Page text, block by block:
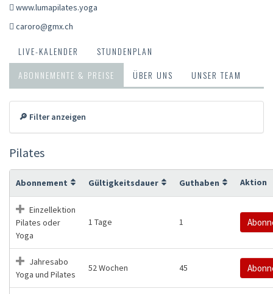
www.lumapilates.yoga
caroro@gmx.ch
LIVE-KALENDER
STUNDENPLAN
ABONNEMENTE & PREISE
ÜBER UNS UNSER TEAM
🔎 Filter anzeigen
Pilates
Abonnement Gültigkeitsdauer Guthaben Aktion
Einzellektion
Pilates oder
Yoga
1 Tage 1
Jahresabo
Yoga und Pilates
52 Wochen 45